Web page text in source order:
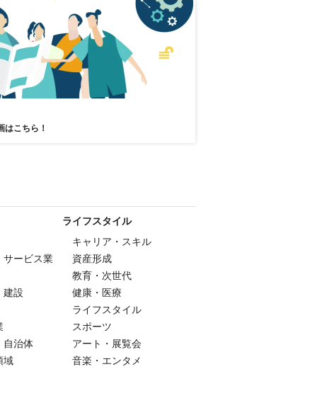
はこちら！
サービス業
建設
自治体
域
ライフスタイル
キャリア・スキル
資産形成
教育・次世代
健康・医療
ライフスタイル
スポーツ
アート・展覧会
音楽・エンタメ